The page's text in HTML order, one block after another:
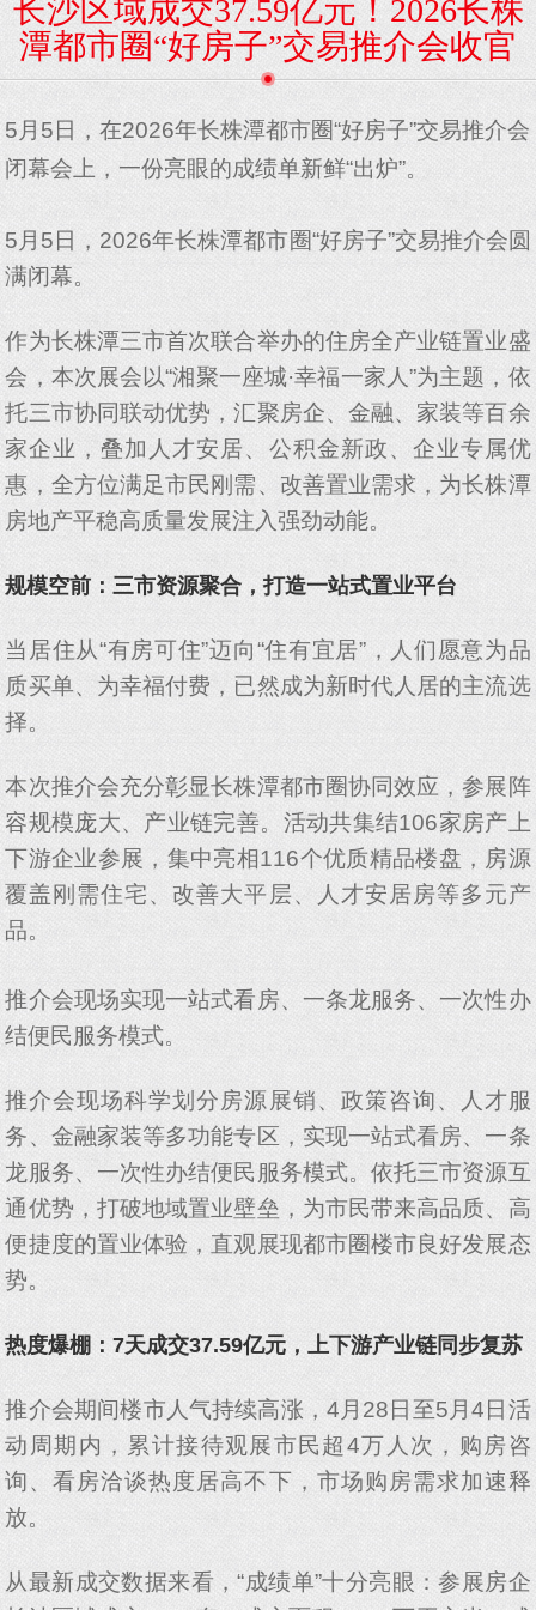
长沙区域成交37.59亿元！2026长株
潭都市圈“好房子”交易推介会收官
5月5日，在2026年长株潭都市圈“好房子”交易推介会
闭幕会上，一份亮眼的成绩单新鲜“出炉”。
5月5日，2026年长株潭都市圈“好房子”交易推介会圆
满闭幕。
作为长株潭三市首次联合举办的住房全产业链置业盛
会，本次展会以“湘聚一座城·幸福一家人”为主题，依
托三市协同联动优势，汇聚房企、金融、家装等百余
家企业，叠加人才安居、公积金新政、企业专属优
惠，全方位满足市民刚需、改善置业需求，为长株潭
房地产平稳高质量发展注入强劲动能。
规模空前：三市资源聚合，打造一站式置业平台
当居住从“有房可住”迈向“住有宜居”，人们愿意为品
质买单、为幸福付费，已然成为新时代人居的主流选
择。
本次推介会充分彰显长株潭都市圈协同效应，参展阵
容规模庞大、产业链完善。活动共集结106家房产上
下游企业参展，集中亮相116个优质精品楼盘，房源
覆盖刚需住宅、改善大平层、人才安居房等多元产
品。
推介会现场实现一站式看房、一条龙服务、一次性办
结便民服务模式。
推介会现场科学划分房源展销、政策咨询、人才服
务、金融家装等多功能专区，实现一站式看房、一条
龙服务、一次性办结便民服务模式。依托三市资源互
通优势，打破地域置业壁垒，为市民带来高品质、高
便捷度的置业体验，直观展现都市圈楼市良好发展态
势。
热度爆棚：7天成交37.59亿元，上下游产业链同步复苏
推介会期间楼市人气持续高涨，4月28日至5月4日活
动周期内，累计接待观展市民超4万人次，购房咨
询、看房洽谈热度居高不下，市场购房需求加速释
放。
从最新成交数据来看，“成绩单”十分亮眼：参展房企